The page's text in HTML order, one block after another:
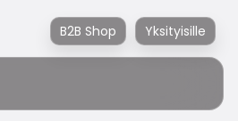
B2B Shop Yksityisille